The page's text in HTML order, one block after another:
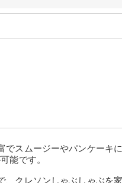
も！驚異の美容健康食材・クレソン粉
でスムージーやパンケーキ
能です。
クレソンしゃぶしゃぶを